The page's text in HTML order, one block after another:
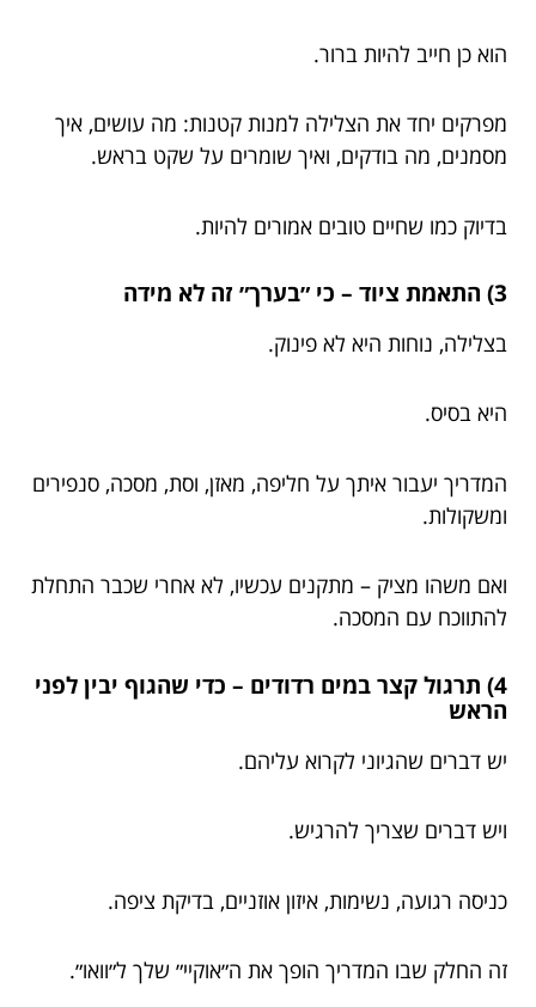
הוא כן חייב להיות ברור.
מפרקים יחד את הצלילה למנות קטנות: מה עושים, איך
מסמנים, מה בודקים, ואיך שומרים על שקט בראש.
בדיוק כמו שחיים טובים אמורים להיות.
3) התאמת ציוד – כי ״בערך״ זה לא מידה
בצלילה, נוחות היא לא פינוק.
היא בסיס.
המדריך יעבור איתך על חליפה, מאזן, וסת, מסכה, סנפירים
ומשקולות.
ואם משהו מציק – מתקנים עכשיו, לא אחרי שכבר התחלת
להתווכח עם המסכה.
4) תרגול קצר במים רדודים – כדי שהגוף יבין לפני
הראש
יש דברים שהגיוני לקרוא עליהם.
ויש דברים שצריך להרגיש.
כניסה רגועה, נשימות, איזון אוזניים, בדיקת ציפה.
זה החלק שבו המדריך הופך את ה״אוקיי״ שלך ל״וואו״.